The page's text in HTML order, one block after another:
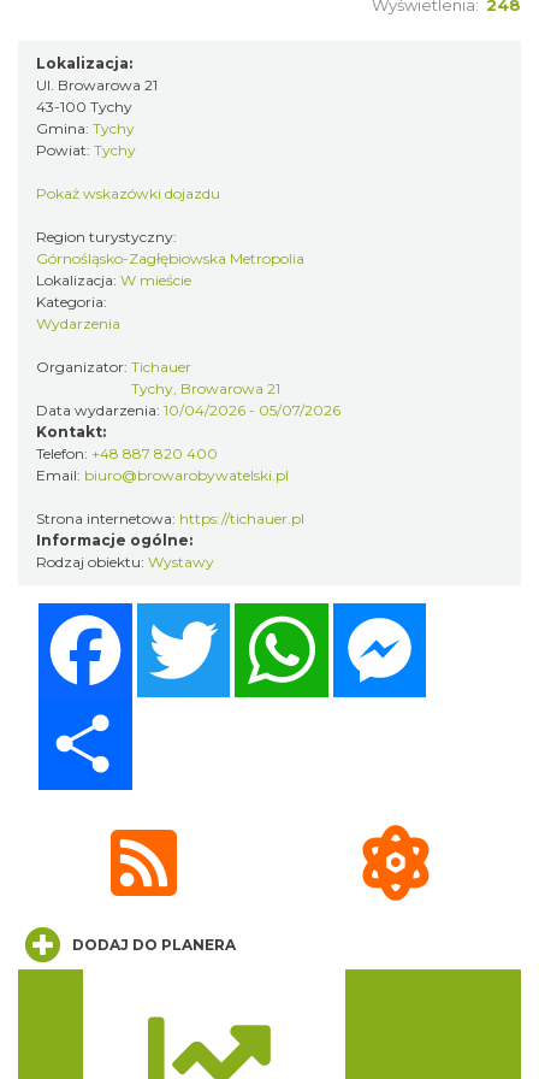
Myslovitz - Sentymentalny powrót do lat
Katowice
Poland Bachaturo Festiwal
Katowice
17th WORLD BRIDGE SERIES – Katowice
2026
Katowice
Silesia Memoriał Kamili Skolimowskiej
Wyświetlenia: 248
Lokalizacja:
Ul. Browarowa 21
43-100 Tychy
Gmina: Tychy
Powiat: Tychy
Pokaż wskazówki dojazdu
Region turystyczny:
Górnośląsko-Zagłębiowska Metropolia
Lokalizacja: W mieście
Kategoria:
Wydarzenia
Organizator: Tichauer
Tychy, Browarowa 21
Data wydarzenia: 10/04/2026 - 05/07/2026
Kontakt:
Telefon: +48 887 820 400
Email: biuro@browarobywatelski.pl
Strona internetowa: https://tichauer.pl
Informacje ogólne:
Rodzaj obiektu: Wystawy
Twitter WhatsApp
DODAJ DO PLANERA